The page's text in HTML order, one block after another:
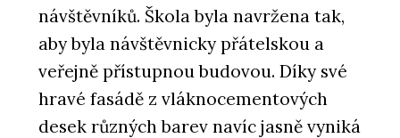
návštěvníků. Škola byla navržena tak,
aby byla návštěvnicky přátelskou a
veřejně přístupnou budovou. Díky své
hravé fasádě z vláknocementových
desek různých barev navíc jasně vyniká